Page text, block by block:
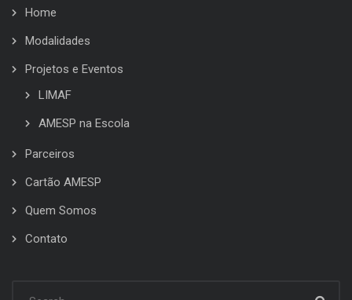
Home
Modalidades
Projetos e Eventos
LIMAF
AMESP na Escola
Parceiros
Cartão AMESP
Quem Somos
Contato